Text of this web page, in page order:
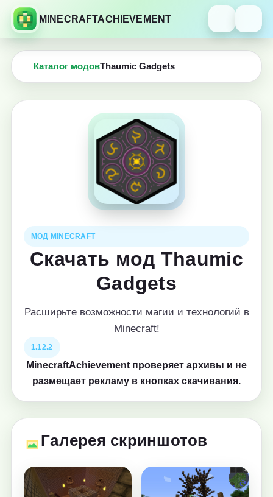
MINECRAFTACHIEVEMENT
Каталог модовThaumic Gadgets
МОД MINECRAFT
Скачать мод Thaumic
Gadgets
Расширьте возможности магии и технологий в
Minecraft!
1.12.2
MinecraftAchievement проверяет архивы и не
размещает рекламу в кнопках скачивания.
Галерея скриншотов